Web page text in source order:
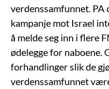
verdenssamfunnet. PA
kampanje mot Israel
å melde seg inn i flere
ødelegge for naboene.
forhandlinger slik de
verdenssamfunnet